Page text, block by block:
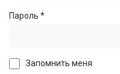
Пароль *
Запомнить меня